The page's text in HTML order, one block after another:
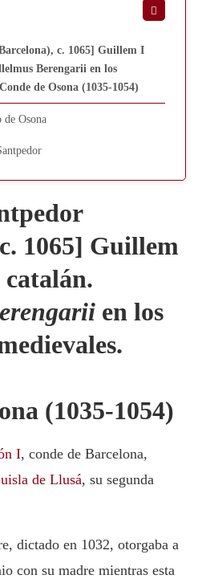
c. 1065] Guillem I
Berengarii en los
de Osona (1035-1054)
de Osona
1065] Guillem
catalán.
en los
(1035-1054)
I, conde de Barcelona,
de Llusá, su segunda
dictado en 1032, otorgaba a
con su madre mientras esta